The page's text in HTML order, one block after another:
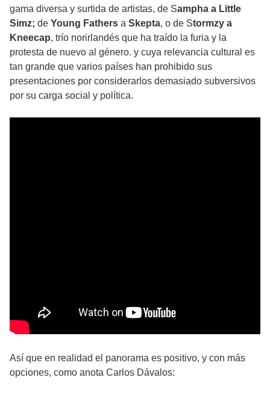
gama diversa y surtida de artistas, de Sampha a Little
Simz; de Young Fathers a Skepta, o de Stormzy a
Kneecap, trío norirlandés que ha traído la furia y la
protesta de nuevo al género. y cuya relevancia cultural es
tan grande que varios países han prohibido sus
presentaciones por considerarlos demasiado subversivos
por su carga social y política.
Así que en realidad el panorama es positivo, y con más
opciones, como anota Carlos Dávalos: